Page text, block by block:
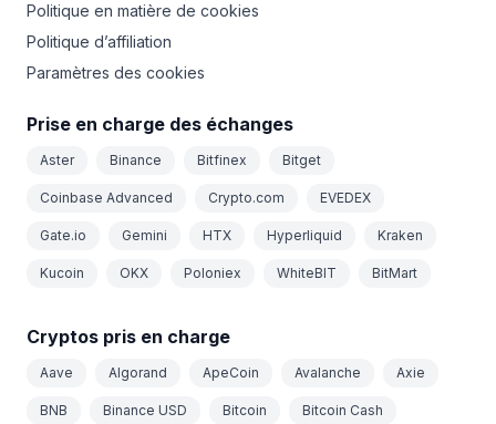
Politique en matière de cookies
Politique d’affiliation
Paramètres des cookies
Prise en charge des échanges
Aster Binance Bitfinex Bitget
Coinbase Advanced Crypto.com EVEDEX
Gate.io Gemini HTX Hyperliquid Kraken
Kucoin OKX Poloniex WhiteBIT BitMart
Cryptos pris en charge
Aave Algorand ApeCoin Avalanche Axie
BNB Binance USD Bitcoin Bitcoin Cash